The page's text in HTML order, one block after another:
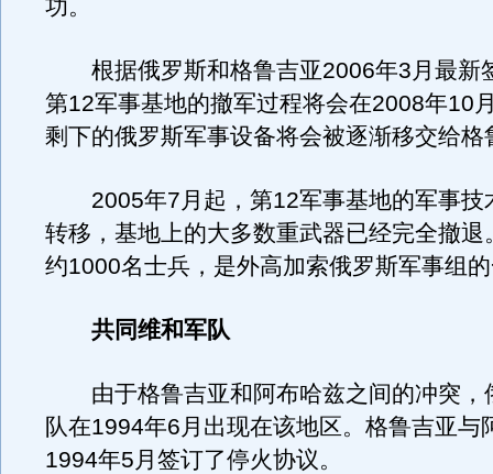
功。
根据俄罗斯和格鲁吉亚2006年3月最新
第12军事基地的撤军过程将会在2008年10
剩下的俄罗斯军事设备将会被逐渐移交给格
2005年7月起，第12军事基地的军事技
转移，基地上的大多数重武器已经完全撤退
约1000名士兵，是外高加索俄罗斯军事组
共同维和军队
由于格鲁吉亚和阿布哈兹之间的冲突，
队在1994年6月出现在该地区。格鲁吉亚与
1994年5月签订了停火协议。